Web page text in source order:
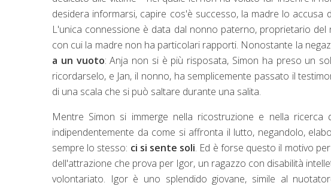
desidera informarsi, capire cos'è successo, la madre lo
L'unica connessione è data dal nonno paterno, proprietario
con cui la madre non ha particolari rapporti. Nonostante la
a un vuoto: Anja non si è più risposata, Simon ha preso un
ricordarselo, e Jan, il nonno, ha semplicemente passato il
di una scala che si può saltare durante una salita.
Mentre Simon si immerge nella ricostruzione e nella
indipendentemente da come si affronta il lutto, negandolo,
sempre lo stesso: ci si sente soli. Ed è forse questo il motivo
dell'attrazione che prova per Igor, un ragazzo con disabilità
volontariato. Igor è uno splendido giovane, simile al